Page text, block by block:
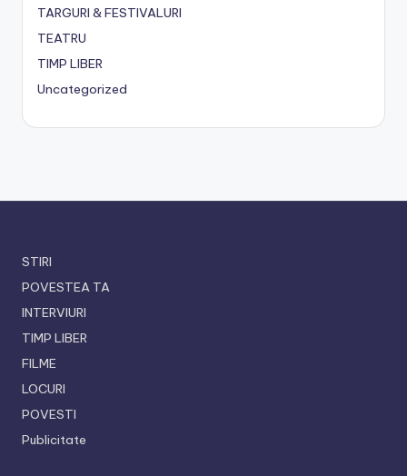
TARGURI & FESTIVALURI
TEATRU
TIMP LIBER
Uncategorized
STIRI
POVESTEA TA
INTERVIURI
TIMP LIBER
FILME
LOCURI
POVESTI
Publicitate